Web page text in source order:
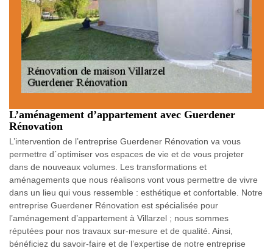
L’aménagement d’appartement avec Guerdener
Rénovation
L’intervention de l’entreprise Guerdener Rénovation va vous
permettre d´optimiser vos espaces de vie et de vous projeter
dans de nouveaux volumes. Les transformations et
aménagements que nous réalisons vont vous permettre de vivre
dans un lieu qui vous ressemble : esthétique et confortable. Notre
entreprise Guerdener Rénovation est spécialisée pour
l’aménagement d’appartement à Villarzel ; nous sommes
réputées pour nos travaux sur-mesure et de qualité. Ainsi,
bénéficiez du savoir-faire et de l’expertise de notre entreprise